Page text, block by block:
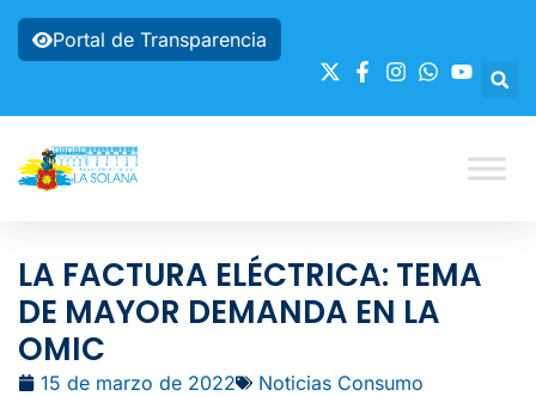
Portal de Transparencia
LA FACTURA ELÉCTRICA: TEMA
DE MAYOR DEMANDA EN LA
OMIC
15 de marzo de 2022 Noticias Consumo